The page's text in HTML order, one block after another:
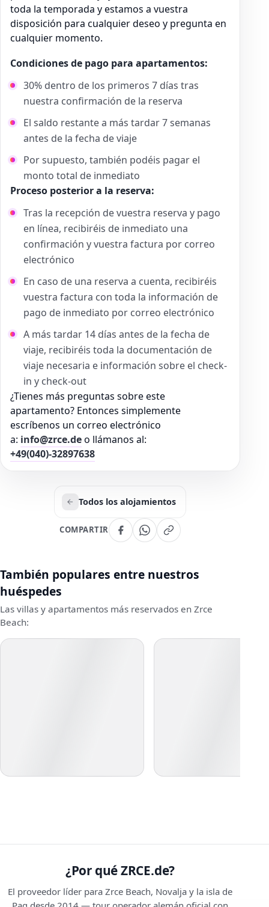
toda la temporada y estamos a vuestra
disposición para cualquier deseo y pregunta en
cualquier momento.
Condiciones de pago para apartamentos:
30% dentro de los primeros 7 días tras
nuestra confirmación de la reserva
El saldo restante a más tardar 7 semanas
antes de la fecha de viaje
Por supuesto, también podéis pagar el
monto total de inmediato
Proceso posterior a la reserva:
Tras la recepción de vuestra reserva y pago
en línea, recibiréis de inmediato una
confirmación y vuestra factura por correo
electrónico
En caso de una reserva a cuenta, recibiréis
vuestra factura con toda la información de
pago de inmediato por correo electrónico
A más tardar 14 días antes de la fecha de
viaje, recibiréis toda la documentación de
viaje necesaria e información sobre el check-
in y check-out
¿Tienes más preguntas sobre este
apartamento? Entonces simplemente
escríbenos un correo electrónico
a: info@zrce.deo llámanos al:
+49(040)-32897638
Todos los alojamientos
COMPARTIR
También populares entre nuestros
huéspedes
Las villas y apartamentos más reservados en Zrce
Beach:
¿Por qué ZRCE.de?
El proveedor líder para Zrce Beach, Novalja y la isla de